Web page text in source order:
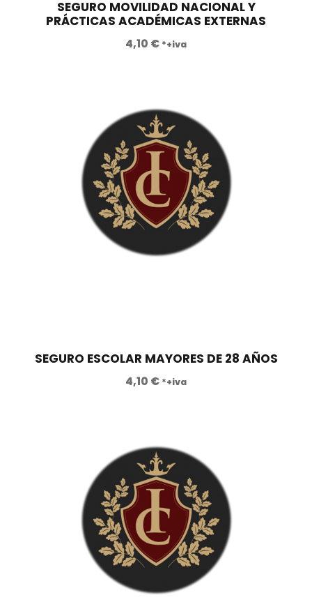
a
:
1
6
0
,
0
€
.
5
.
SEGURO MOVILIDAD NACIONAL Y
PRÁCTICAS ACADÉMICAS EXTERNAS
4,10 € *+iva
SEGURO ESCOLAR MAYORES DE 28 AÑOS
4,10 € *+iva